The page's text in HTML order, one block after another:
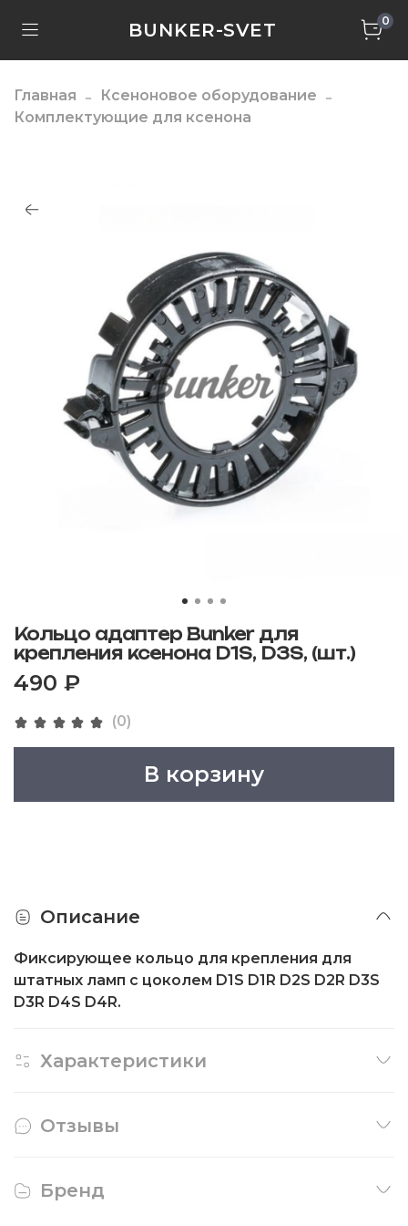
BUNKER-SVET 0
Главная
Ксеноновое оборудование
Комплектующие для ксенона
(0)
Кольцо адаптер Bunker для
крепления ксенона D1S, D3S, (шт.)
490 ₽
В корзину
Описание
Фиксирующее кольцо для крепления для
штатных ламп с цоколем D1S D1R D2S D2R D3S
D3R D4S D4R.
Характеристики
Отзывы
Бренд